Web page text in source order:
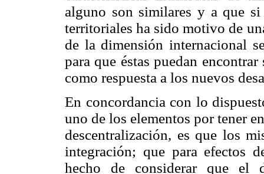
alguno son similares y a que
territoriales ha sido motivo de
de la dimensión internacional
para que éstas puedan
como respuesta a los nuevos
En concordancia con lo
uno de los elementos por tener
descentralización, es que los
integración; que para efectos
hecho de considerar que el